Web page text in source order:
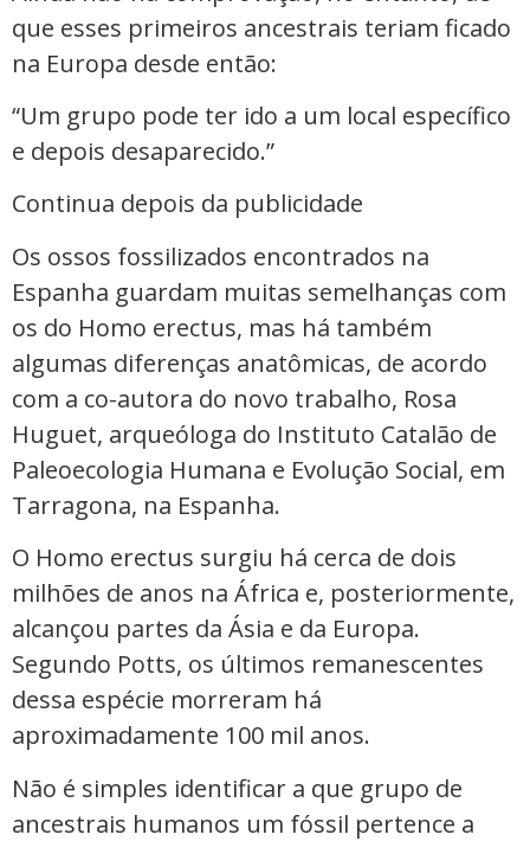
que esses primeiros ancestrais teriam ficado
na Europa desde então:
“Um grupo pode ter ido a um local específico
e depois desaparecido.”
Continua depois da publicidade
Os ossos fossilizados encontrados na
Espanha guardam muitas semelhanças com
os do Homo erectus, mas há também
algumas diferenças anatômicas, de acordo
com a co-autora do novo trabalho, Rosa
Huguet, arqueóloga do Instituto Catalão de
Paleoecologia Humana e Evolução Social, em
Tarragona, na Espanha.
O Homo erectus surgiu há cerca de dois
milhões de anos na África e, posteriormente,
alcançou partes da Ásia e da Europa.
Segundo Potts, os últimos remanescentes
dessa espécie morreram há
aproximadamente 100 mil anos.
Não é simples identificar a que grupo de
ancestrais humanos um fóssil pertence a